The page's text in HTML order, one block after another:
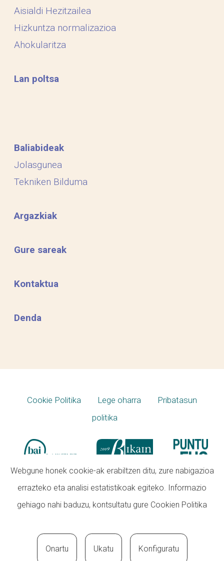
Aisialdi Hezitzailea
Hizkuntza normalizazioa
Ahokularitza
Lan poltsa
Baliabideak
Jolasgunea
Tekniken Bilduma
Argazkiak
Gure sareak
Kontaktua
Denda
Cookie Politika Lege oharra
Pribatasun
politika
Webgune honek cookie-ak erabiltzen ditu, zure nabigazioa
errazteko eta analisi estatistikoak egiteko. Informazio
gehiago nahi baduzu, kontsultatu gure Cookien Politika
Onartu Ukatu Konfiguratu